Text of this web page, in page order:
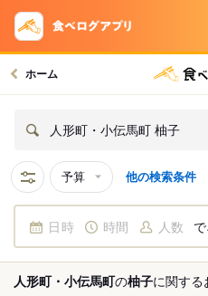
ホーム
人形町・小伝馬町 柚子
予算 他の検索条件
日時 時間 人数
人形町・小伝馬町の柚子に関する